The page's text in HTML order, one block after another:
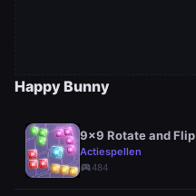
Happy Bunny
9x9 Rotate and Flip
Actiespellen
sports_esports484